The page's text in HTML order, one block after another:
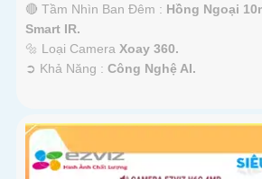
🔴 Tầm Nhìn Ban Đêm : Hồng Ngoại
Smart IR.
🔩 Loại Camera Xoay 360.
️➲ Khả Năng : Công Nghệ AI.